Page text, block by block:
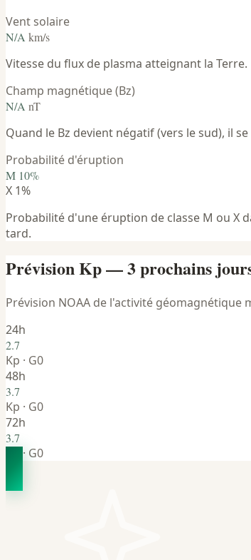
Vent solaire
N/A km/s
Vitesse du flux de plasma atteignant la
Champ magnétique (Bz)
N/A nT
Quand le Bz devient négatif (vers le sud), il
Probabilité d'éruption
M 10%
X 1%
Probabilité d'une éruption de classe M ou X
tard.
Prévision Kp — 3 prochains
Prévision NOAA de l'activité géomagnétique
24h
2.7
Kp · G0
48h
3.7
Kp · G0
72h
3.7
Kp · G0